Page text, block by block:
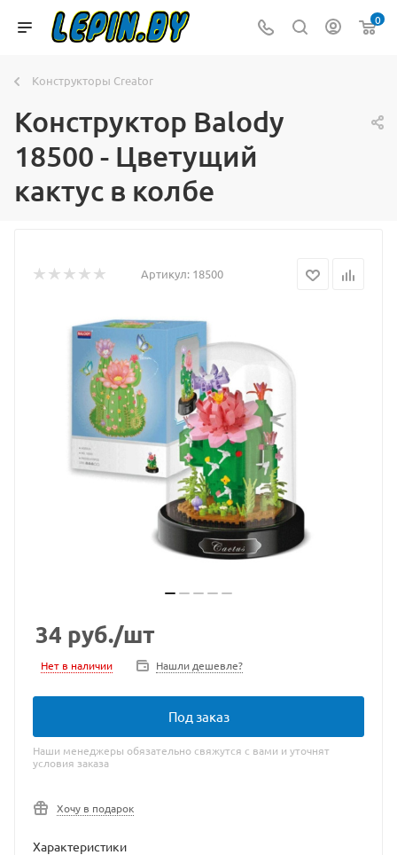
0
Конструкторы Creator
Конструктор Balody
18500 - Цветущий
кактус в колбе
Артикул: 18500
34 руб./шт
Нет в наличии Нашли дешевле?
Под заказ
Наши менеджеры обязательно свяжутся с вами и уточнят
условия заказа
Хочу в подарок
Характеристики